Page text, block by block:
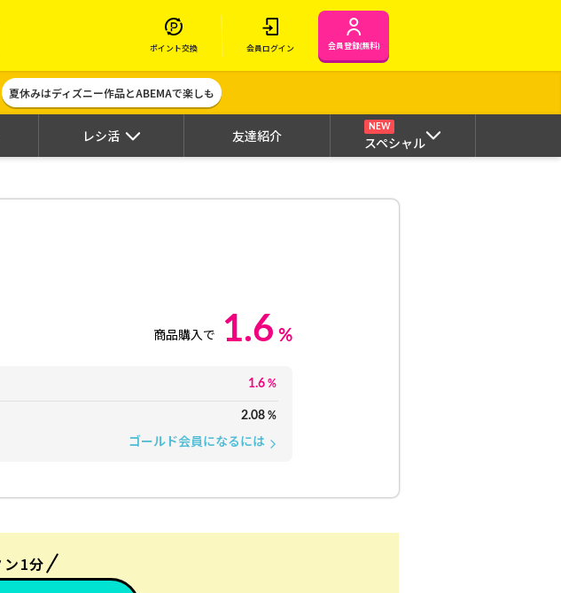
タス
ポイント交換 会員ログイン 会員登録(無料)
夏休みはディズニー作品とABEMAで楽しも
レシ活 友達紹介
NEW
スペシャル
商品購入で 1.6 %
1.6 %
2.08 %
ゴールド会員になるには arrow_forward_ios
1分